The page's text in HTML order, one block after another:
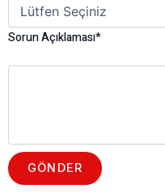
Sorun Açıklaması*
GÖNDER